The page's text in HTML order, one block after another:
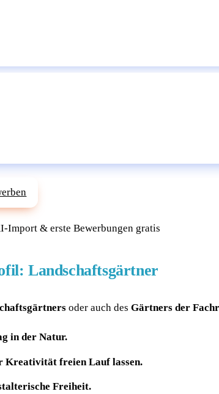
Import & erste Bewerbungen gratis
Landschaftsgärtner
oder auch des Gärtners der
in der Natur.
Kreativität freien Lauf lassen.
Freiheit.